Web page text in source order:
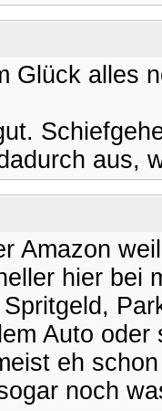
Glück alles
aus,
Amazon
hier bei
Auto
eh
noch